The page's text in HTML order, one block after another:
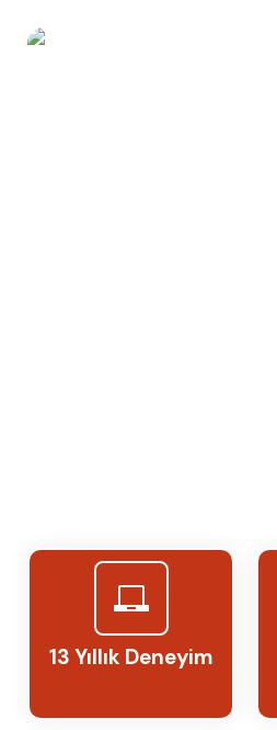
13 Yıllık Deneyim